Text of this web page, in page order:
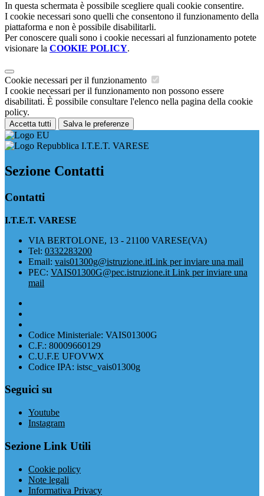
In questa schermata è possibile scegliere quali cookie consentire.
I cookie necessari sono quelli che consentono il funzionamento della
piattaforma e non è possibile disabilitarli.
Per conoscere quali sono i cookie necessari al funzionamento potete
visionare la COOKIE POLICY.
Cookie necessari per il funzionamento
I cookie necessari per il funzionamento non possono essere
disabilitati. È possibile consultare l'elenco nella pagina della cookie
policy.
Accetta tutti Salva le preferenze
I.T.E.T. VARESE
Sezione Contatti
Contatti
I.T.E.T. VARESE
VIA BERTOLONE, 13 - 21100 VARESE(VA)
Tel: 0332283200
Email: vais01300g@istruzione.itLink per inviare una mail
PEC: VAIS01300G@pec.istruzione.it Link per inviare una
mail
Codice Ministeriale: VAIS01300G
C.F.: 80009660129
C.U.F.E UFOVWX
Codice IPA: istsc_vais01300g
Seguici su
Youtube
Instagram
Sezione Link Utili
Cookie policy
Note legali
Informativa Privacy